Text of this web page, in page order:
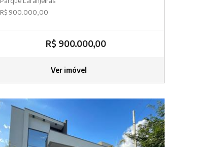
R$ 900.000,00
R$ 900.000,00
Ver imóvel